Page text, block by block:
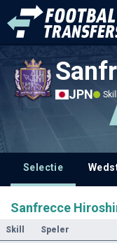
JPN
Selectie
Sanfrecce
Skill Speler